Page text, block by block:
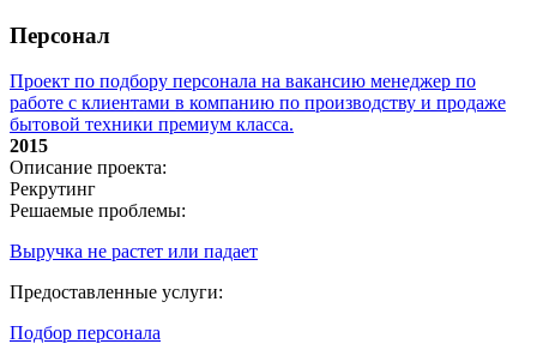
Персонал
Проект по подбору персонала на вакансию менеджер по
работе с клиентами в компанию по производству и продаже
бытовой техники премиум класса.
2015
Описание проекта:
Рекрутинг
Решаемые проблемы:
Выручка не растет или падает
Предоставленные услуги:
Подбор персонала